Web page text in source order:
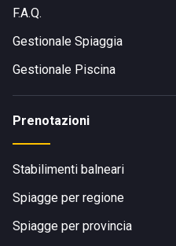
F.A.Q.
Gestionale Spiaggia
Gestionale Piscina
Prenotazioni
Stabilimenti balneari
Spiagge per regione
Spiagge per provincia